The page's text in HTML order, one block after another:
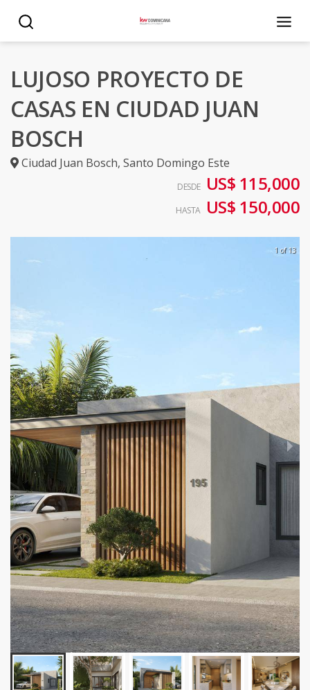
LUJOSO PROYECTO DE
CASAS EN CIUDAD JUAN
BOSCH
Ciudad Juan Bosch, Santo Domingo Este
DESDE US$ 115,000
HASTA US$ 150,000
1 of 13